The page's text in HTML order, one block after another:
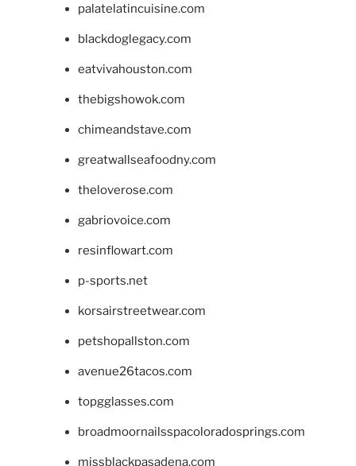
palatelatincuisine.com
blackdoglegacy.com
eatvivahouston.com
thebigshowok.com
chimeandstave.com
greatwallseafoodny.com
theloverose.com
gabriovoice.com
resinflowart.com
p-sports.net
korsairstreetwear.com
petshopallston.com
avenue26tacos.com
topgglasses.com
broadmoornailsspacoloradosprings.com
missblackpasadena.com